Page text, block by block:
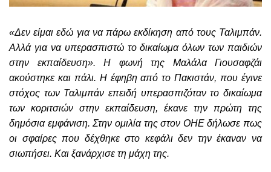
«Δεν είμαι εδώ για να πάρω εκδίκηση από τους Ταλιμπάν.
Αλλά για να υπερασπιστώ το δικαίωμα όλων των παιδιών
στην εκπαίδευση». Η φωνή της Μαλάλα Γιουσαφζάι
ακούστηκε και πάλι. Η έφηβη από το Πακιστάν, που έγινε
στόχος των Ταλιμπάν επειδή υπερασπιζόταν το δικαίωμα
των κοριτσιών στην εκπαίδευση, έκανε την πρώτη της
δημόσια εμφάνιση. Στην ομιλία της στον ΟΗΕ δήλωσε πως
οι σφαίρες που δέχθηκε στο κεφάλι δεν την έκαναν να
σιωπήσει. Και ξανάρχισε τη μάχη της.